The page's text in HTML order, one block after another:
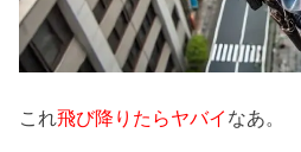
これ飛び降りたらヤバイ なあ。